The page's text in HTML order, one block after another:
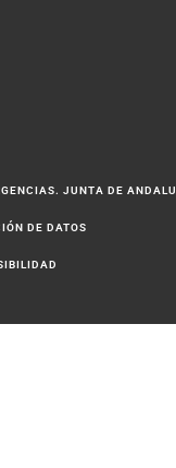
JUNTA DE
DE DATOS